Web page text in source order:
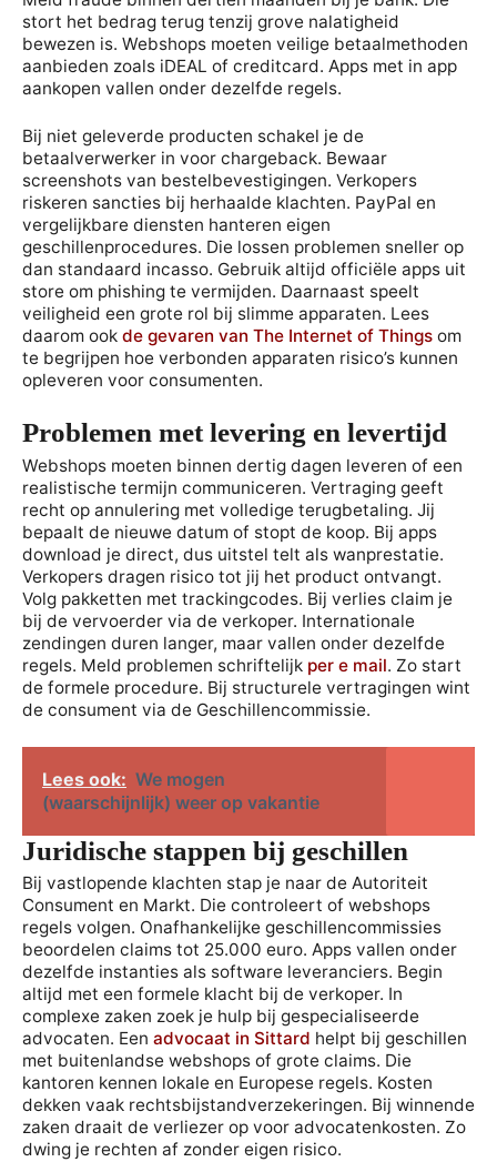
stort het bedrag terug tenzij grove nalatigheid
bewezen is. Webshops moeten veilige betaalmethoden
aanbieden zoals iDEAL of creditcard. Apps met in app
aankopen vallen onder dezelfde regels.
Bij niet geleverde producten schakel je de
betaalverwerker in voor chargeback. Bewaar
screenshots van bestelbevestigingen. Verkopers
riskeren sancties bij herhaalde klachten. PayPal en
vergelijkbare diensten hanteren eigen
geschillenprocedures. Die lossen problemen sneller op
dan standaard incasso. Gebruik altijd officiële apps uit
store om phishing te vermijden. Daarnaast speelt
veiligheid een grote rol bij slimme apparaten. Lees
daarom ook de gevaren van The Internet of Things om
te begrijpen hoe verbonden apparaten risico’s kunnen
opleveren voor consumenten.
Problemen met levering en levertijd
Webshops moeten binnen dertig dagen leveren of een
realistische termijn communiceren. Vertraging geeft
recht op annulering met volledige terugbetaling. Jij
bepaalt de nieuwe datum of stopt de koop. Bij apps
download je direct, dus uitstel telt als wanprestatie.
Verkopers dragen risico tot jij het product ontvangt.
Volg pakketten met trackingcodes. Bij verlies claim je
bij de vervoerder via de verkoper. Internationale
zendingen duren langer, maar vallen onder dezelfde
regels. Meld problemen schriftelijk per e mail. Zo start
de formele procedure. Bij structurele vertragingen wint
de consument via de Geschillencommissie.
Lees ook: We mogen
(waarschijnlijk) weer op vakantie
Juridische stappen bij geschillen
Bij vastlopende klachten stap je naar de Autoriteit
Consument en Markt. Die controleert of webshops
regels volgen. Onafhankelijke geschillencommissies
beoordelen claims tot 25.000 euro. Apps vallen onder
dezelfde instanties als software leveranciers. Begin
altijd met een formele klacht bij de verkoper. In
complexe zaken zoek je hulp bij gespecialiseerde
advocaten. Een advocaat in Sittard helpt bij geschillen
met buitenlandse webshops of grote claims. Die
kantoren kennen lokale en Europese regels. Kosten
dekken vaak rechtsbijstandverzekeringen. Bij winnende
zaken draait de verliezer op voor advocatenkosten. Zo
dwing je rechten af zonder eigen risico.